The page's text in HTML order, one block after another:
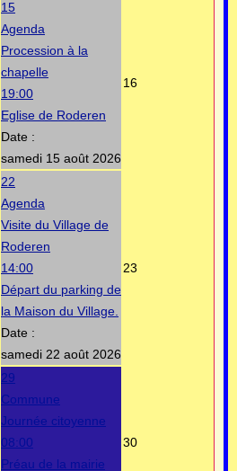
15
Agenda
Procession à la
chapelle
19:00
Eglise de Roderen
Date :
samedi 15 août 2026
16
22
Agenda
Visite du Village de
Roderen
14:00
Départ du parking de
la Maison du Village.
Date :
samedi 22 août 2026
23
29
Commune
Journée citoyenne
08:00
Préau de la mairie
30